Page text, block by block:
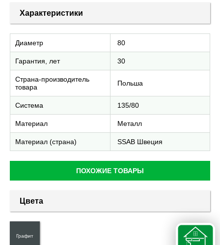
Характеристики
Диаметр 80
Гарантия, лет 30
Страна-производитель
товара
Польша
Система 135/80
Материал Металл
Материал (страна) SSAB Швеция
ПОХОЖИЕ ТОВАРЫ
Цвета
Графит